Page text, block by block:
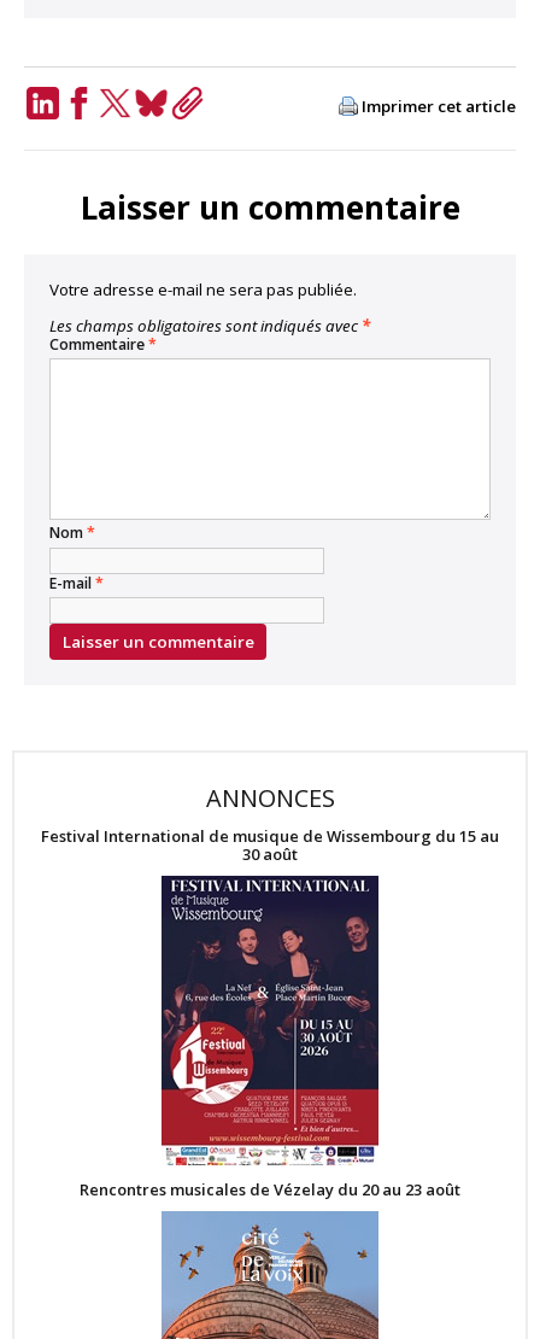
Imprimer cet article
Laisser un commentaire
Votre adresse e-mail ne sera pas publiée.
Les champs obligatoires sont indiqués avec *
Commentaire*
Nom*
E-mail*
ANNONCES
Festival International de musique de Wissembourg du 15 au
30 août
Rencontres musicales de Vézelay du 20 au 23 août